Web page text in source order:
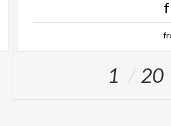
1 20